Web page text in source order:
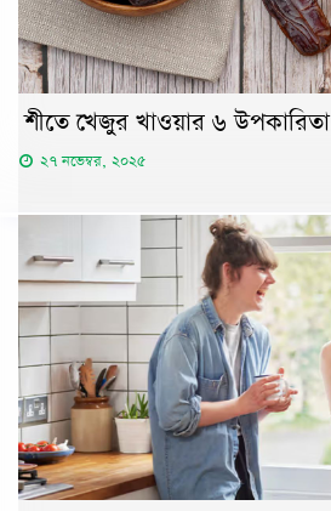
শীতে খেজুর খাওয়ার ৬ উপকারিতা
২৭ নভেম্বর, ২০২৫